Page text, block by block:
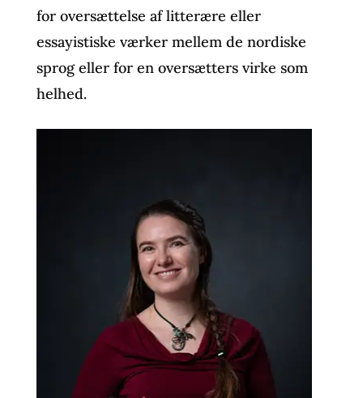
for oversættelse af litterære eller
essayistiske værker mellem de nordiske
sprog eller for en oversætters virke som
helhed.